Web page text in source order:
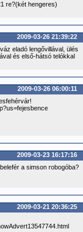
re?(két hengeres)
2009-03-26 21:39:22
eladó lengővillával, ülés
és első-hátsó telókkal
2009-03-26 06:00:11
2009-03-23 16:17:16
a simson robogóba?
2009-03-21 20:36:25